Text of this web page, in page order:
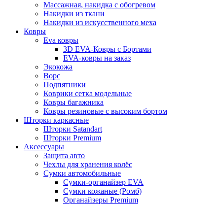
Массажная, накидка с обогревом
Накидки из ткани
Накидки из искусственного меха
Ковры
Eva ковры
3D EVA-Ковры с Бортами
EVA-ковры на заказ
Экокожа
Ворс
Подпятники
Коврики сетка модельные
Ковры багажника
Ковры резиновые с высоким бортом
Шторки каркасные
Шторки Satandart
Шторки Premium
Аксессуары
Защита авто
Чехлы для хранения колёс
Сумки автомобильные
Сумки-органайзер EVA
Сумки кожаные (Ромб)
Органайзеры Premium